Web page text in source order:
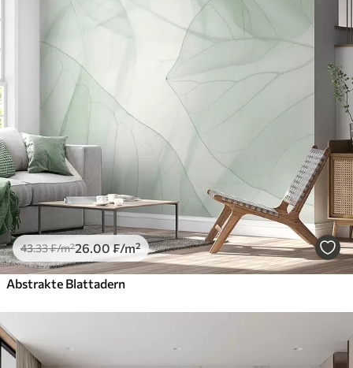
43.33₣/m²26 .00₣/m²
Abstrakte Blattadern